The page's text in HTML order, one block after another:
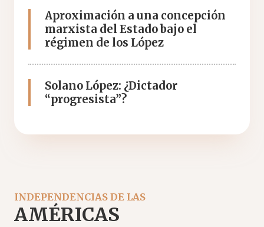
Aproximación a una concepción
marxista del Estado bajo el
régimen de los López
Solano López: ¿Dictador
“progresista”?
INDEPENDENCIAS DE LAS
AMÉRICAS